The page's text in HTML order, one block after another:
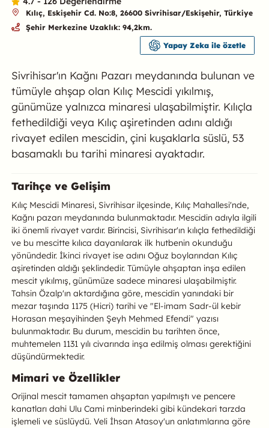
Sivrihisar'ın Kağnı Pazarı meydanında bulunan ve
tümüyle ahşap olan Kılıç Mescidi yıkılmış,
günümüze yalnızca minaresi ulaşabilmiştir. Kılıçla
fethedildiği veya Kılıç aşiretinden adını aldığı
rivayet edilen mescidin, çini kuşaklarla süslü, 53
basamaklı bu tarihi minaresi ayaktadır.
Kılıç, Eskişehir Cd. No:8, 26600 Sivrihisar/Eskişehir, Türkiye
Şehir Merkezine Uzaklık: 94,2km.
Yapay Zeka ile özetle
Kılıç Mescidi Minaresi Hakkında
Tarihçe ve Gelişim
Kılıç Mescidi Minaresi, Sivrihisar ilçesinde, Kılıç Mahallesi'nde,
Kağnı pazarı meydanında bulunmaktadır. Mescidin adıyla ilgili
iki önemli rivayet vardır. Birincisi, Sivrihisar'ın kılıçla fethedildiği
ve bu mescitte kılıca dayanılarak ilk hutbenin okunduğu
yönündedir. İkinci rivayet ise adını Oğuz boylarından Kılıç
aşiretinden aldığı şeklindedir. Tümüyle ahşaptan inşa edilen
mescit yıkılmış, günümüze sadece minaresi ulaşabilmiştir.
Tahsin Özalp'ın aktardığına göre, mescidin yanındaki bir
mezar taşında 1175 (Hicri) tarihi ve "El-imam Sadr-ül kebir
Horasan meşayihinden Şeyh Mehmed Efendi" yazısı
bulunmaktadır. Bu durum, mescidin bu tarihten önce,
muhtemelen 1131 yılı civarında inşa edilmiş olması gerektiğini
düşündürmektedir.
Mimari ve Özellikler
Orijinal mescit tamamen ahşaptan yapılmıştı ve pencere
kanatları dahi Ulu Cami minberindeki gibi kündekari tarzda
işlemeli ve süslüydü. Veli İhsan Atasoy'un anlatımlarına göre